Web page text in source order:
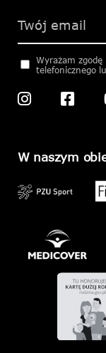
this
Wyrażam
telefonicznego
W naszym